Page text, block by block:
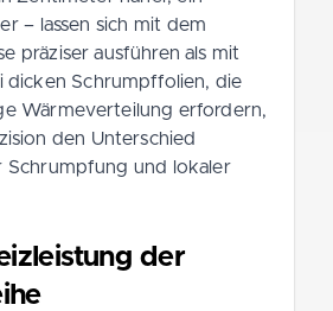
– lassen sich mit dem
präziser ausführen als mit
dicken Schrumpffolien, die
Wärmeverteilung erfordern,
den Unterschied
Schrumpfung und lokaler
der